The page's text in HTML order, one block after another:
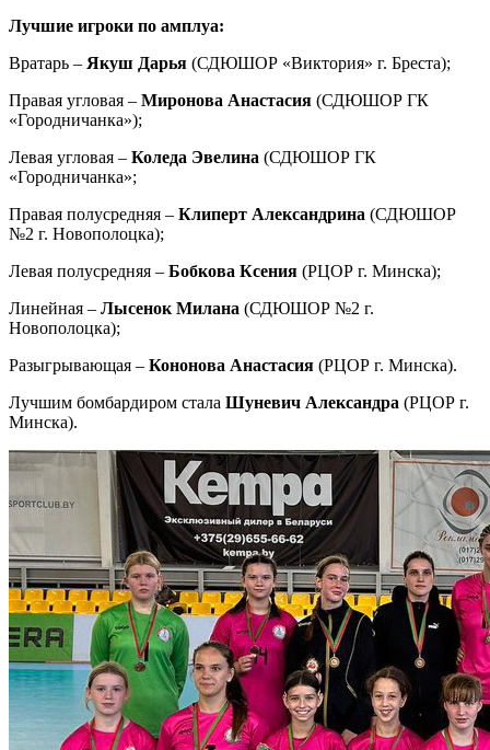
Лучшие игроки по амплуа:
Вратарь – Якуш Дарья (СДЮШОР «Виктория» г. Бреста);
Правая угловая – Миронова Анастасия (СДЮШОР ГК
«Городничанка»);
Левая угловая – Коледа Эвелина (СДЮШОР ГК
«Городничанка»;
Правая полусредняя – Клиперт Александрина (СДЮШОР
№2 г. Новополоцка);
Левая полусредняя – Бобкова Ксения (РЦОР г. Минска);
Линейная – Лысенок Милана (СДЮШОР №2 г.
Новополоцка);
Разыгрывающая – Кононова Анастасия (РЦОР г. Минска).
Лучшим бомбардиром стала Шуневич Александра (РЦОР г.
Минска).